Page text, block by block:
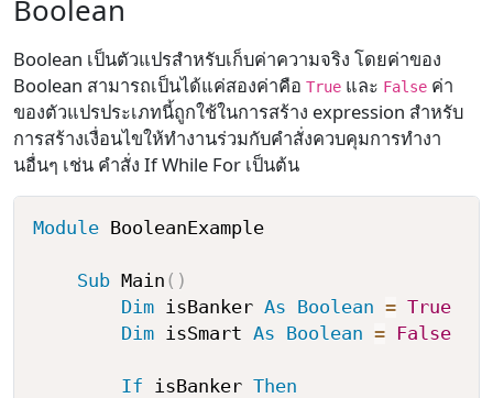
Boolean
Boolean เป็นตัวแปรสำหรับเก็บค่าความจริง โดยค่าของ
Boolean สามารถเป็นได้แค่สองค่าคือTrue และ False ค่า
ของตัวแปรประเภทนี้ถูกใช้ในการสร้าง expression สำหรับ
การสร้างเงื่อนไขให้ทำงานร่วมกับคำสั่งควบคุมการทำงา
นอื่นๆ เช่น คำสั่ง If While For เป็นต้น
Module BooleanExample
Sub Main ( )
Dim isBanker As Boolean = True
Dim isSmart As Boolean = False
If isBanker Then